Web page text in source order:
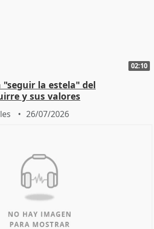
02:10
"seguir la estela" del
y sus valores
26/07/2026